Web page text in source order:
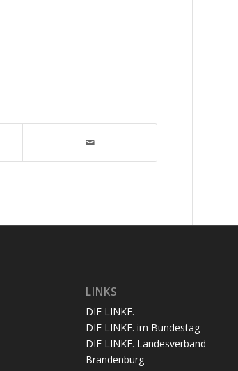
LINKS
DIE LINKE.
DIE LINKE. im Bundestag
DIE LINKE. Landesverband
Brandenburg